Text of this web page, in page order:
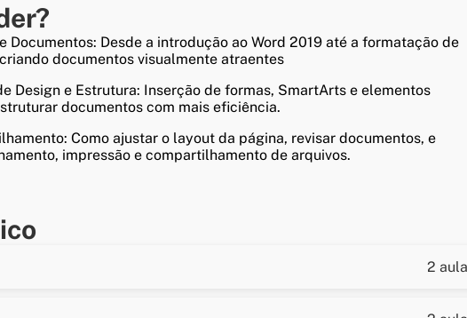
Documentos: Desde a introdução ao Word 2019 até a formatação de
documentos visualmente atraentes
Design e Estrutura: Inserção de formas, SmartArts e elementos
documentos com mais eficiência.
Como ajustar o layout da página, revisar documentos, e
impressão e compartilhamento de arquivos.
2